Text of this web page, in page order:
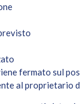
fermato sul
al proprietario